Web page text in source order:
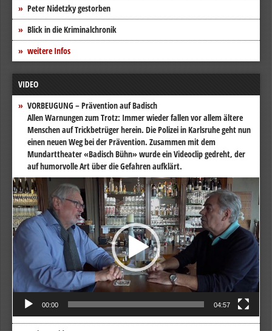
Peter Nidetzky gestorben
Blick in die Kriminalchronik
weitere Infos
VIDEO
VORBEUGUNG – Prävention auf Badisch
Allen Warnungen zum Trotz: Immer wieder fallen vor allem ältere
Menschen auf Trickbetrüger herein. Die Polizei in Karlsruhe geht nun
einen neuen Weg bei der Prävention. Zusammen mit dem
Mundarttheater «Badisch Bühn» wurde ein Videoclip gedreht, der
auf humorvolle Art über die Gefahren aufklärt.
Video-
Player
00:00 04:57